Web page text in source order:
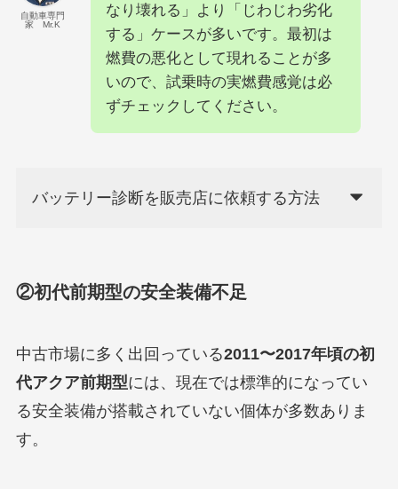
自動車専門
家 Mr.K
なり壊れる」より「じわじわ劣化
する」ケースが多いです。最初は
燃費の悪化として現れることが多
いので、試乗時の実燃費感覚は必
ずチェックしてください。
バッテリー診断を販売店に依頼する方法
②初代前期型の安全装備不足
中古市場に多く出回っている2011〜2017年頃の初
代アクア前期型には、現在では標準的になってい
る安全装備が搭載されていない個体が多数ありま
す。